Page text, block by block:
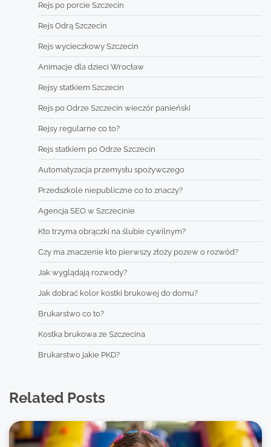
Rejs po porcie Szczecin
Rejs Odrą Szczecin
Rejs wycieczkowy Szczecin
Animacje dla dzieci Wrocław
Rejsy statkiem Szczecin
Rejs po Odrze Szczecin wieczór panieński
Rejsy regularne co to?
Rejs statkiem po Odrze Szczecin
Automatyzacja przemysłu spożywczego
Przedszkole niepubliczne co to znaczy?
Agencja SEO w Szczecinie
Kto trzyma obrączki na ślubie cywilnym?
Czy ma znaczenie kto pierwszy złoży pozew o rozwód?
Jak wyglądają rozwody?
Jak dobrać kolor kostki brukowej do domu?
Brukarstwo co to?
Kostka brukowa ze Szczecina
Brukarstwo jakie PKD?
Related Posts